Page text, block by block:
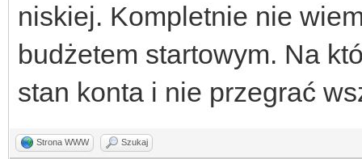
niskiej. Kompletnie nie
budżetem startowym. Na
stan konta i nie przegrać
Strona WWW Szukaj